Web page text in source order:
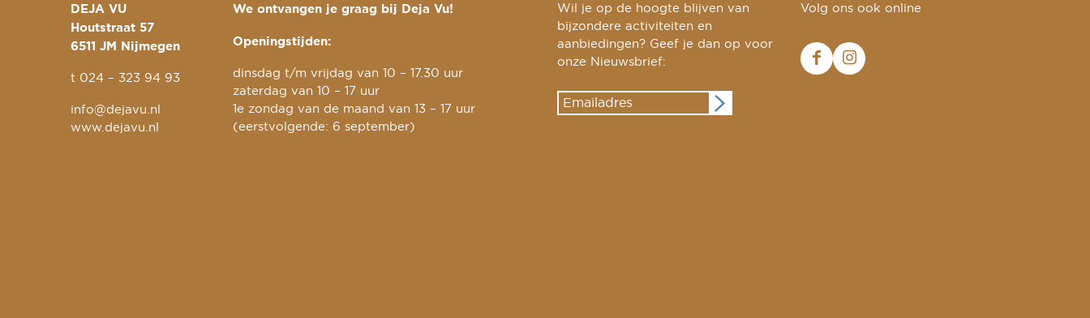
DEJA VU
Houtstraat 57
6511 JM Nijmegen
t 024 – 323 94 93
info@dejavu.nl
www.dejavu.nl
We ontvangen je graag bij Deja Vu!
Openingstijden:
dinsdag t/m vrijdag van 10 – 17.30 uur
zaterdag van 10 – 17 uur
1e zondag van de maand van 13 – 17 uur
(eerstvolgende: 6 september)
Wil je op de hoogte blijven van
bijzondere activiteiten en
aanbiedingen? Geef je dan op voor
onze Nieuwsbrief:
Volg ons ook online